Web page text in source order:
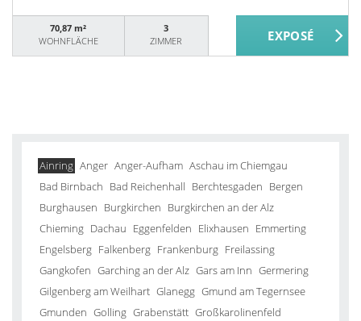
70,87 m²
WOHNFLÄCHE
3
ZIMMER
Ainring Anger Anger-Aufham Aschau im Chiemgau
Bad Birnbach Bad Reichenhall Berchtesgaden Bergen
Burghausen Burgkirchen Burgkirchen an der Alz
Chieming Dachau Eggenfelden Elixhausen Emmerting
Engelsberg Falkenberg Frankenburg Freilassing
Gangkofen Garching an der Alz Gars am Inn Germering
Gilgenberg am Weilhart Glanegg Gmund am Tegernsee
Gmunden Golling Grabenstätt Großkarolinenfeld